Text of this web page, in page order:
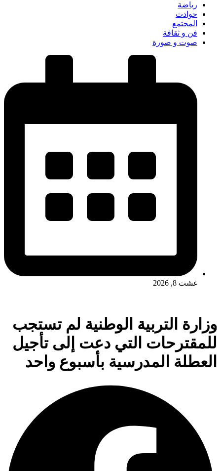
رياضة
حوادث
المجتمع
فن و ثقافة
صوت و صورة
غشت 8, 2026
وزارة التربية الوطنية لم تستجب
للمقترحات التي دعت إلى تأجيل
العطلة المدرسية بأسبوع واحد